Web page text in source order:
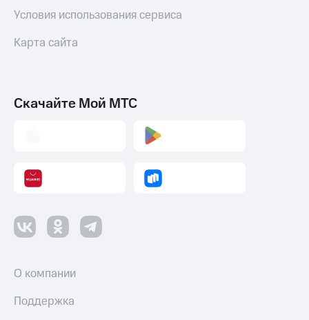
Условия использования сервиса
Карта сайта
Скачайте Мой МТС
О компании
Поддержка